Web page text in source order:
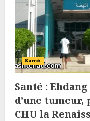
Santé
Santé :
d’une
CHU la